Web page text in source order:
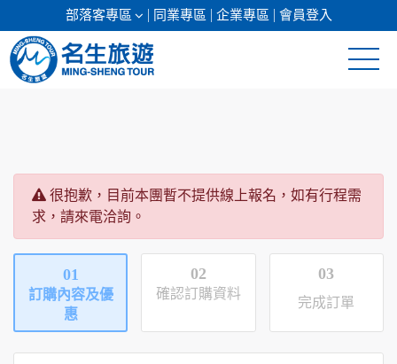
部落客專區 同業專區 企業專區 會員登入
郵輪假期
海島假期
韓國
東南亞
很抱歉，目前本團暫不提供線上報名，如有行程需
求，請來電洽詢。
01
訂購內容及優
惠
02
確認訂購資料
03
完成訂單